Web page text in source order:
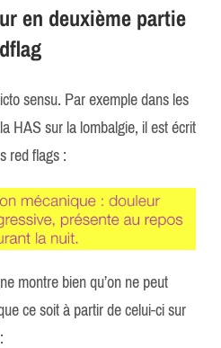
en deuxième partie
sensu. Par exemple dans les
HAS sur la lombalgie, il est écrit
red flags :
montre bien qu’on ne peut
ce soit à partir de celui-ci sur